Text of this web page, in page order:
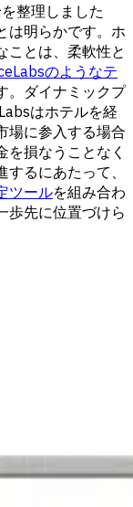
整理しました
は明らかです。ホ
ことは、柔軟性と
のようなテ
。ダイナミックプ
はホテルを経
場に参入する場合
を損なうことなく
るにあたって、
ツールを組み合わ
歩先に位置づけら